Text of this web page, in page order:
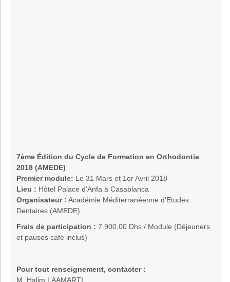
7ème Édition du Cycle de Formation en Orthodontie
2018 (AMEDE)
Premier module: Le 31 Mars et 1er Avril 2018
Lieu : Hôtel Palace d'Anfa à Casablanca
Organisateur : Académie Méditerranéenne d'Etudes
Dentaires (AMEDE)
Frais de participation : 7.900,00 Dhs / Module (Déjeuners
et pauses café inclus)
Pour tout renseignement, contacter :
M. Halim LAAMARTI